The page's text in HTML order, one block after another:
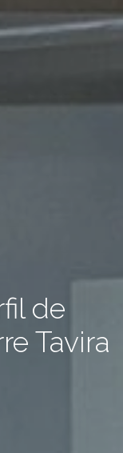
de
Tavira